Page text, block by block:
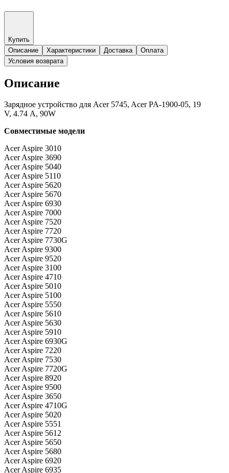
Купить
Описание
Характеристики Доставка
Оплата
Условия возврата
Описание
Зарядное устройство для Acer 5745, Acer PA-1900-05, 19
V, 4.74 А, 90W
Совместимые модели
Acer Aspire 3010
Acer Aspire 3690
Acer Aspire 5040
Acer Aspire 5110
Acer Aspire 5620
Acer Aspire 5670
Acer Aspire 6930
Acer Aspire 7000
Acer Aspire 7520
Acer Aspire 7720
Acer Aspire 7730G
Acer Aspire 9300
Acer Aspire 9520
Acer Aspire 3100
Acer Aspire 4710
Acer Aspire 5010
Acer Aspire 5100
Acer Aspire 5550
Acer Aspire 5610
Acer Aspire 5630
Acer Aspire 5910
Acer Aspire 6930G
Acer Aspire 7220
Acer Aspire 7530
Acer Aspire 7720G
Acer Aspire 8920
Acer Aspire 9500
Acer Aspire 3650
Acer Aspire 4710G
Acer Aspire 5020
Acer Aspire 5551
Acer Aspire 5612
Acer Aspire 5650
Acer Aspire 5680
Acer Aspire 6920
Acer Aspire 6935